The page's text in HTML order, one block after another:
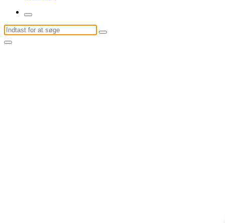
Søg
efter: